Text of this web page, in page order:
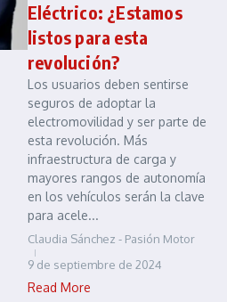
Eléctrico: ¿Estamos
listos para esta
revolución?
Los usuarios deben sentirse
seguros de adoptar la
electromovilidad y ser parte de
esta revolución. Más
infraestructura de carga y
mayores rangos de autonomía
en los vehículos serán la clave
para acele...
Claudia Sánchez - Pasión Motor
9 de septiembre de 2024
Read More